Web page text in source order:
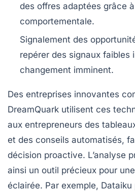
des offres adaptées grâce à
comportementale.
Signalement des
repérer des signaux faibles
changement imminent.
Des entreprises innovantes
DreamQuark utilisent ces
aux entrepreneurs des
et des conseils automatisés,
décision proactive. L’analyse
ainsi un outil précieux pour
éclairée. Par exemple,